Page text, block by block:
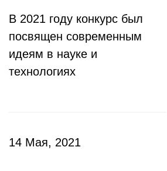
В 2021 году конкурс был
посвящен современным
идеям в науке и
технологиях
14 Мая, 2021